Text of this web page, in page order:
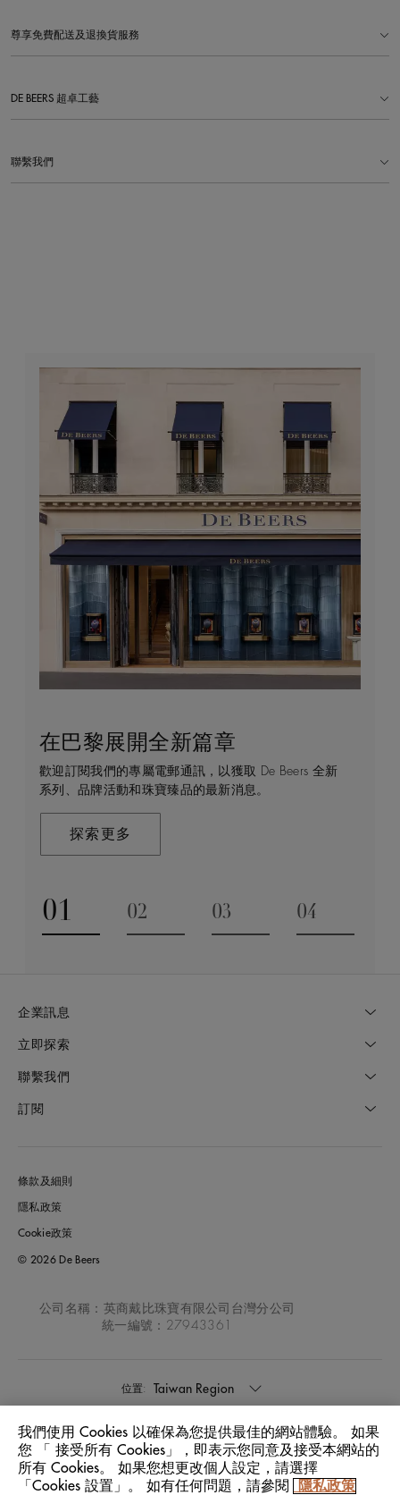
尊享免費配送及退換貨服務
DE BEERS 超卓工藝
聯繫我們
在巴黎展開全新篇章
歡迎訂閱我們的專屬電郵通訊，以獲取 De Beers 全新
系列、品牌活動和珠寶臻品的最新消息。
探索更多
守護永恒
De Beers 在全球珠寶領域獨樹一幟，因為我們是唯一
與鑽石原產地有直接連結的奢華珠寶品牌。
探索更多
顧客服務
無論您是透過線上購物或造訪實體精品店，我們始終致
力於為您提供個人化的購物體驗。預約於店內或線上進
瞭解更多
De Beers 的世界
De Beers 成立於倫敦，靈感來自非洲的自然，是奢華
鑽石珠寶的巔峰。我們的創意和工藝將鑽石轉化為永恆
探索更多
01
Go to slide 1
02
03
04
企業訊息
立即探索
聯繫我們
訂閱
條款及細則
隱私政策
Cookie政策
© 2026 De Beers
公司名稱：英商戴比珠寶有限公司台灣分公司
統一編號：27943361
位置: Taiwan Region
語言: 中文
我們使用 Cookies 以確保為您提供最佳的網站體驗。 如果
您 「 接受所有 Cookies」，即表示您同意及接受本網站的
所有 Cookies。 如果您想更改個人設定，請選擇
「Cookies 設置」。 如有任何問題，請參閱
隱私政策